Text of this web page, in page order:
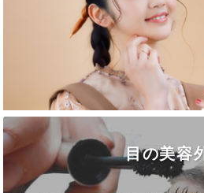
目の美容